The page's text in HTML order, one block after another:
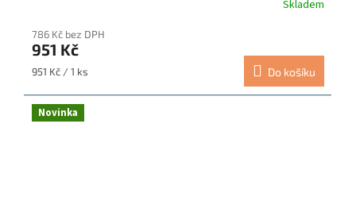
Skladem
786 Kč bez DPH
951 Kč
Měrná
951 Kč / 1 ks Do košíku
Novinka